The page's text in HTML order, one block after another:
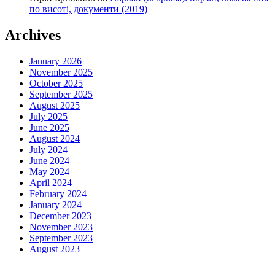
по висоті, документи (2019)
Archives
January 2026
November 2025
October 2025
September 2025
August 2025
July 2025
June 2025
August 2024
July 2024
June 2024
May 2024
April 2024
February 2024
January 2024
December 2023
November 2023
September 2023
August 2023